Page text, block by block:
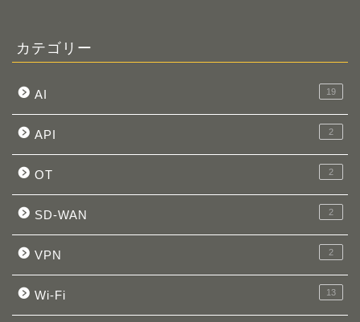
カテゴリー
AI 19
API 2
OT 2
SD-WAN 2
VPN 2
Wi-Fi 13